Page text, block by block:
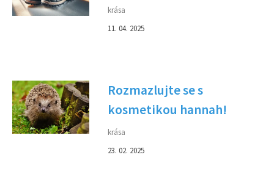
krása
11. 04. 2025
Rozmazlujte se s
kosmetikou hannah!
krása
23. 02. 2025